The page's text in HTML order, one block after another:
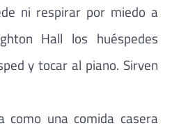
ni respirar por miedo a
Hall los huéspedes
y tocar al piano. Sirven
como una comida casera